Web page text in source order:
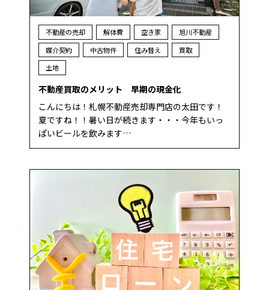
不動産の売却 解体費 空き家
旭川不動産
媒介契約
中古物件 住み替え
買取
土地
不動産買取のメリット 早期の現金化
こんにちは！札幌不動産売却専門店の太田です！
夏ですね！！暑い日が続きます・・・今年もいっ
ぱいビールを飲みます…